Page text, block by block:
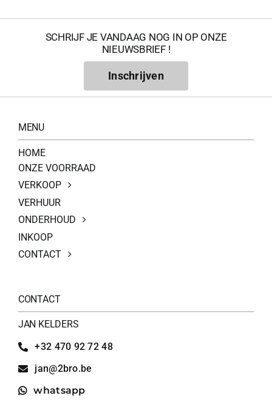
SCHRIJF JE VANDAAG NOG IN OP ONZE
NIEUWSBRIEF !
Inschrijven
MENU
HOME
ONZE VOORRAAD
VERKOOP
VERHUUR
ONDERHOUD
INKOOP
CONTACT
CONTACT
JAN KELDERS
+32 470 92 72 48
jan@2bro.be
whatsapp